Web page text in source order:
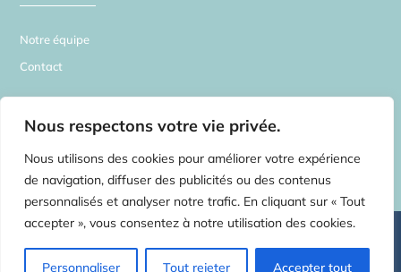
Nous respectons votre vie privée.
Nous utilisons des cookies pour améliorer votre expérience
de navigation, diffuser des publicités ou des contenus
personnalisés et analyser notre trafic. En cliquant sur « Tout
accepter », vous consentez à notre utilisation des cookies.
Personnaliser Tout rejeter Accepter tout
Notre équipe
Contact
©2026 La Source en Soi – Tous droits réservés | Centre de médecines